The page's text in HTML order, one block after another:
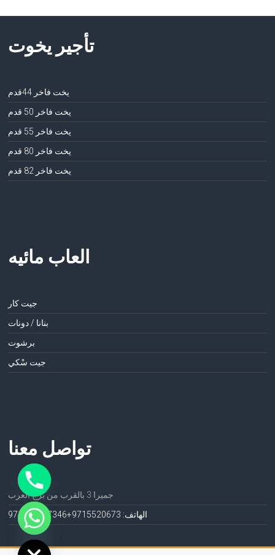
تأجير يخوت
يخت فاخر 44قدم
يخت فاخر 50 قدم
يخت فاخر 55 قدم
يخت فاخر 80 قدم
يخت فاخر 82 قدم
العاب مائيه
جيت كار
بنانا / دونات
برشوت
جيت سْكي
تواصل معنا
جميرا 3 بالقرب من برج العرب
الهاتف: 971552067 3+971552067346
chaty